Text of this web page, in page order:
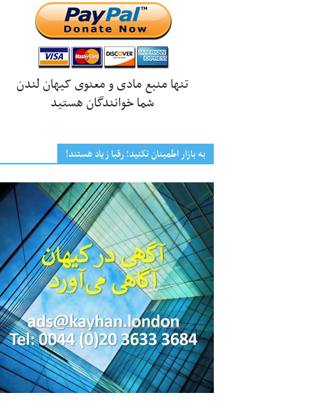
تنها منبع مادی و معنوی کیهان لندن
شما خوانندگان هستید
به بازار اطمینان نکنید؛ رقبا زیاد هستند!